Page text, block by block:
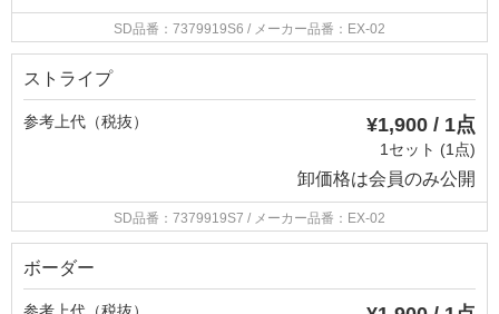
SD品番：7379919S6 / メーカー品番：EX-02
ストライプ
参考上代（税抜） ¥1,900 / 1点
1セット (1点)
卸価格は会員のみ公開
SD品番：7379919S7 / メーカー品番：EX-02
ボーダー